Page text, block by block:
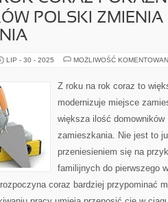
POLSKI ZMIENIA
LIP - 30 - 2025 MOŻLIWOŚĆ
Z roku na rok coraz to
modernizuje miejsce
większa ilość
zamieszkania. Nie jest to
przeniesieniem się na
familijnych do pierwszego
coraz bardziej przypominać